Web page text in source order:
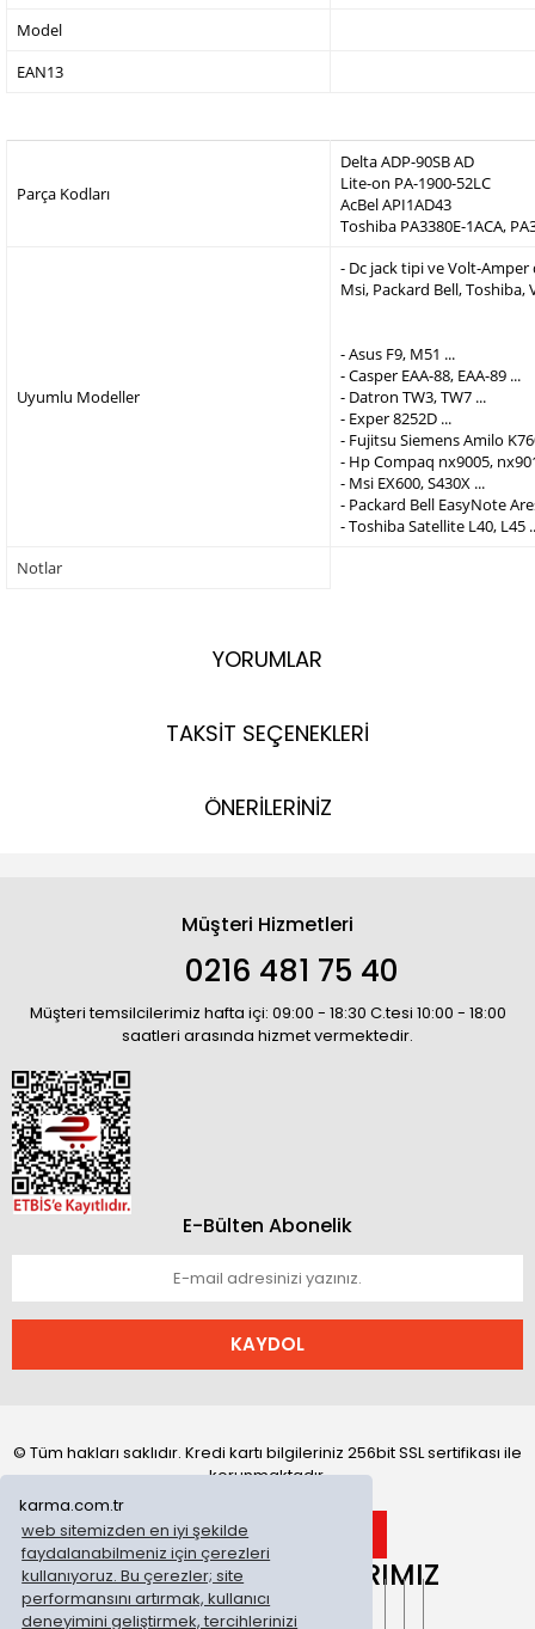
karma.com.tr
web sitemizden en iyi şekilde
faydalanabilmeniz için çerezleri
kullanıyoruz. Bu çerezler; site
performansını artırmak, kullanıcı
deneyimini geliştirmek, tercihlerinizi
Model
EAN13
Parça Kodları
Delta ADP-90SB AD
Lite-on PA-1900-52LC
AcBel API1AD43
Toshiba PA3380E-1ACA,
Uyumlu Modeller
- Dc jack tipi ve Volt-
Msi, Packard Bell,
- Asus F9, M51 ...
- Casper EAA-88, EAA-89 ...
- Datron TW3, TW7 ...
- Exper 8252D ...
- Fujitsu Siemens Amilo
- Hp Compaq nx9005,
- Msi EX600, S430X ...
- Packard Bell EasyNote
- Toshiba Satellite L40, L45
Notlar
YORUMLAR
TAKSİT SEÇENEKLERİ
ÖNERİLERİNİZ
Müşteri Hizmetleri
0216 481 75 40
Müşteri temsilcilerimiz hafta içi: 09:00 - 18:30 C.tesi 10:00 - 18:00
saatleri arasında hizmet vermektedir.
E-Bülten Abonelik
KAYDOL
© Tüm hakları saklıdır. Kredi kartı bilgileriniz 256bit SSL sertifikası ile
korunmaktadır.
ONLİNE MAĞAZALARIMIZ